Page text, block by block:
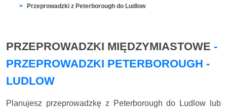
Przeprowadzki z Peterborough do Ludlow
PRZEPROWADZKI MIĘDZYMIASTOWE -
PRZEPROWADZKI PETERBOROUGH -
LUDLOW
Planujesz przeprowadzkę z Peterborough do Ludlow lub